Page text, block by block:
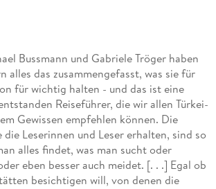
sie zehn Jahre zwischen dem
hin und her. Heute lebt sie in
Autorin erfährt man auf dem Reiseblog
Bussmann und Gabriele Tröger haben
alles das zusammengefasst, was sie für
für wichtig halten - und das ist eine
Reiseführer, die wir allen Türkei-
Gewissen empfehlen können. Die
Leserinnen und Leser erhalten, sind so
alles findet, was man sucht oder
eben besser auch meidet. [. . .] Egal ob
besichtigen will, von denen die